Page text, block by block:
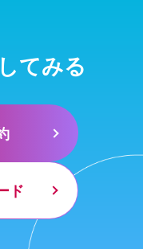
てみる
ド